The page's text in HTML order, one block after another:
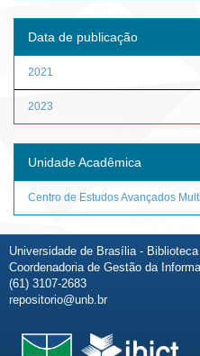
Data de publicação
2021
2023
Unidade Acadêmica
Centro de Estudos Avançados
Universidade de Brasília - Biblioteca
Coordenadoria de Gestão da
(61) 3107-2683
repositorio@unb.br